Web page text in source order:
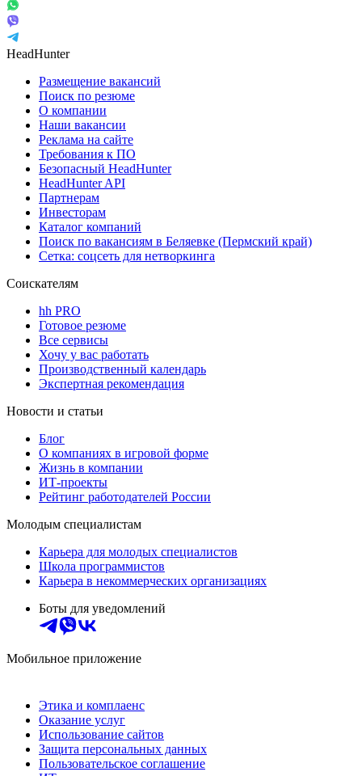
HeadHunter
Размещение вакансий
Поиск по резюме
О компании
Наши вакансии
Реклама на сайте
Требования к ПО
Безопасный HeadHunter
HeadHunter API
Партнерам
Инвесторам
Каталог компаний
Поиск по вакансиям в Беляевке (Пермский край)
Сетка: соцсеть для нетворкинга
Соискателям
hh PRO
Готовое резюме
Все сервисы
Хочу у вас работать
Производственный календарь
Экспертная рекомендация
Новости и статьи
Блог
О компаниях в игровой форме
Жизнь в компании
ИТ-проекты
Рейтинг работодателей России
Молодым специалистам
Карьера для молодых специалистов
Школа программистов
Карьера в некоммерческих организациях
Боты для уведомлений
Мобильное приложение
Этика и комплаенс
Оказание услуг
Использование сайтов
Защита персональных данных
Пользовательское соглашение